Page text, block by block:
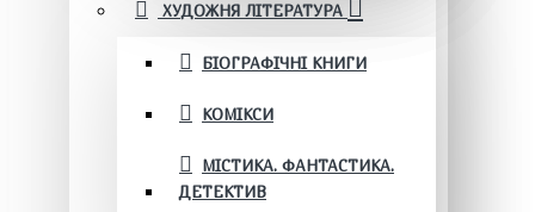
ХУДОЖНЯ ЛІТЕРАТУРА
БІОГРАФІЧНІ КНИГИ
КОМІКСИ
МІСТИКА. ФАНТАСТИКА.
ДЕТЕКТИВ